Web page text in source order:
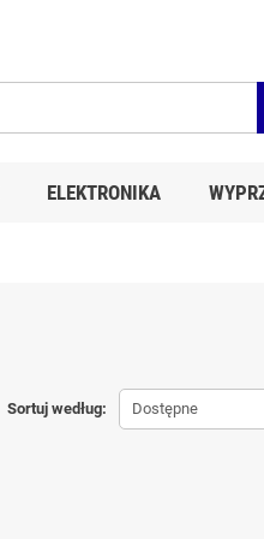
ELEKTRONIKA
Sortuj według: Dostępne